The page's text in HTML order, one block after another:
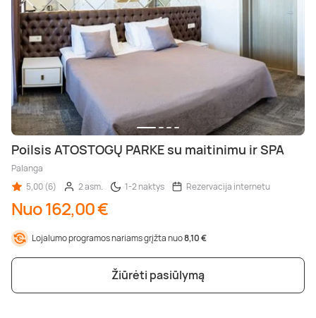
Poilsis ATOSTOGŲ PARKE su maitinimu ir SPA
Palanga
5,00 (6)
2 asm. 1-2 naktys Rezervacija internetu
Nuo 162,00 €
Lojalumo programos nariams grįžta nuo8,10 €
Žiūrėti pasiūlymą